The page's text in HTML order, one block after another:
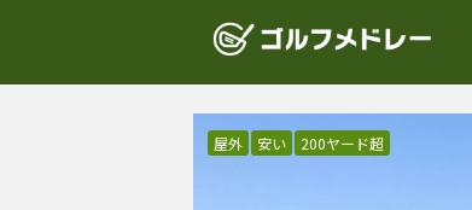
屋外 安い 200ヤード超